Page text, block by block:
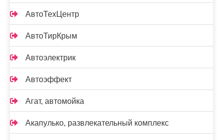
АвтоТехЦентр
АвтоТирКрым
Автоэлектрик
Автоэффект
Агат, автомойка
Акапулько, развлекательный комплекс